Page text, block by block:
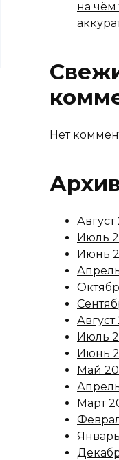
на
Нет
Август
Июль
Июнь
Август
Июль
Июнь
Май
Март